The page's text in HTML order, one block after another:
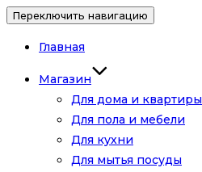
Переключить навигацию
Главная
Магазин
Для дома и квартиры
Для пола и мебели
Для кухни
Для мытья посуды